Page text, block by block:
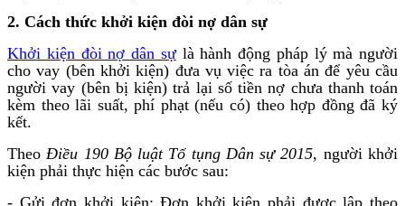
2. Cách thức khởi kiện đòi nợ dân sự
Khởi kiện đòi nợ dân sựlà hành động pháp lý mà người
cho vay (bên khởi kiện) đưa vụ việc ra tòa án để yêu cầu
người vay (bên bị kiện) trả lại số tiền nợ chưa thanh toán
kèm theo lãi suất, phí phạt (nếu có) theo hợp đồng đã ký
kết.
TheoĐiều 190 Bộ luật Tố tụng Dân sự 2015, người khởi
kiện phải thực hiện các bước sau:
- Gửi đơn khởi kiện: Đơn khởi kiện phải được lập theo